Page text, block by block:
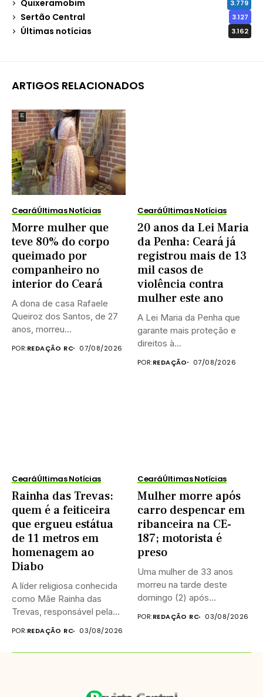
Quixeramobim 3.779
Sertão Central 3.127
Últimas notícias 3.162
ARTIGOS RELACIONADOS
CearáÚltimas Notícias
Morre mulher que
teve 80% do corpo
queimado por
companheiro no
interior do Ceará
A dona de casa Rafaele
Queiroz dos Santos, de 27
anos, morreu...
POR:REDAÇÃO RC 07/08/2026
CearáÚltimas Notícias
20 anos da Lei Maria
da Penha: Ceará já
registrou mais de 13
mil casos de
violência contra
mulher este ano
A Lei Maria da Penha que
garante mais proteção e
direitos à...
POR:REDAÇÃO 07/08/2026
CearáÚltimas Notícias
Rainha das Trevas:
quem é a feiticeira
que ergueu estátua
de 11 metros em
homenagem ao
Diabo
A líder religiosa conhecida
como Mãe Rainha das
Trevas, responsável pela
construção...
POR:REDAÇÃO RC 03/08/2026
CearáÚltimas Notícias
Mulher morre após
carro despencar em
ribanceira na CE-
187; motorista é
preso
Uma mulher de 33 anos
morreu na tarde deste
domingo (2) após...
POR:REDAÇÃO RC 03/08/2026